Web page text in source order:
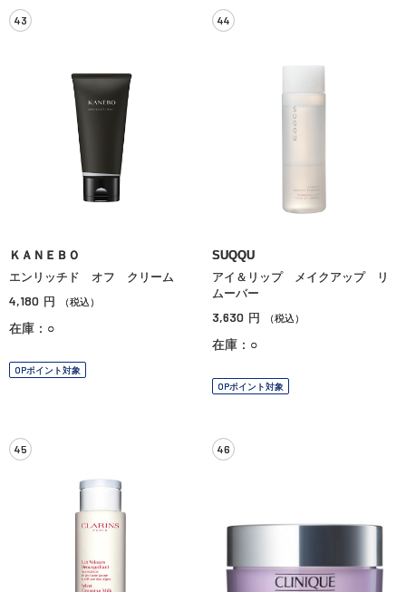
43
ＫＡＮＥＢＯ
エンリッチド オフ クリーム
4,180 円 （税込）
在庫：○
OPポイント対象
44
SUQQU
アイ＆リップ メイクアップ リ
ムーバー
3,630 円 （税込）
在庫：○
OPポイント対象
45 46